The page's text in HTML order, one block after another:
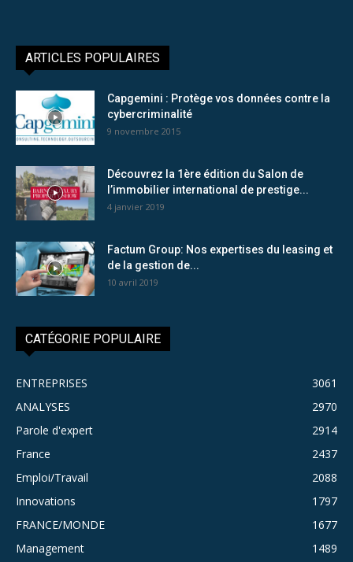
ARTICLES POPULAIRES
Capgemini : Protège vos données contre la
cybercriminalité
9 novembre 2015
Découvrez la 1ère édition du Salon de
l’immobilier international de prestige...
4 janvier 2019
Factum Group: Nos expertises du leasing et
de la gestion de...
10 avril 2019
CATÉGORIE POPULAIRE
ENTREPRISES
3061
ANALYSES
2970
Parole d'expert
2914
France
2437
Emploi/Travail
2088
Innovations
1797
FRANCE/MONDE
1677
Management
1489